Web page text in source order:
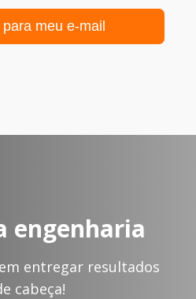
meu e-mail
engenharia
entregar resultados
cabeça!